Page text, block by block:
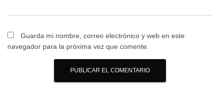
Guarda mi nombre, correo electrónico y web en este
navegador para la próxima vez que comente.